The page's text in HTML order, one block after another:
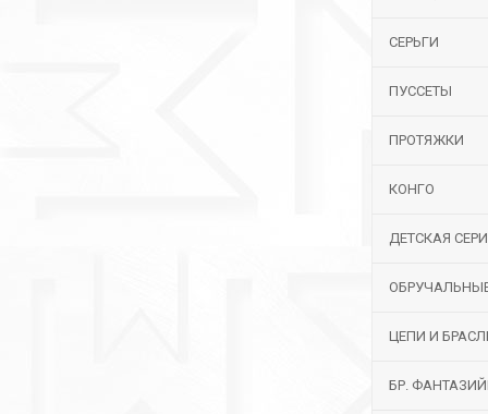
СЕРЬГИ
ПУССЕТЫ
ПРОТЯЖКИ
КОНГО
ДЕТСКАЯ
ЦЕПИ И
БР.